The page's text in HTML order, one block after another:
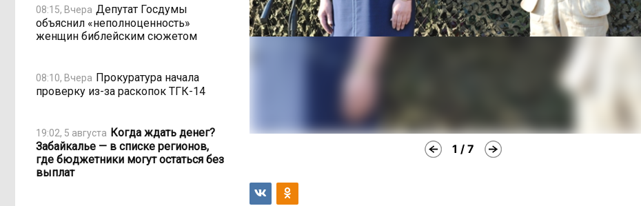
08:15, Вчера Депутат Госдумы
объяснил «неполноценность»
женщин библейским сюжетом
08:10, Вчера Прокуратура начала
проверку из-за раскопок ТГК-14
19:02, 5 августа Когда ждать денег?
Забайкалье — в списке регионов,
где бюджетники могут остаться без
выплат
1 / 7